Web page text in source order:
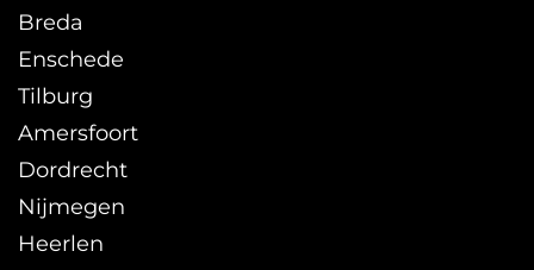
Breda
Enschede
Tilburg
Amersfoort
Dordrecht
Nijmegen
Heerlen